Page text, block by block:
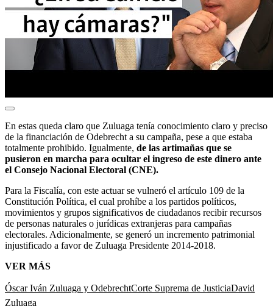
En estas queda claro que Zuluaga tenía conocimiento claro y preciso
de la financiación de Odebrecht a su campaña, pese a que estaba
totalmente prohibido. Igualmente, de las artimañas que se
pusieron en marcha para ocultar el ingreso de este dinero ante
el Consejo Nacional Electoral (CNE).
Para la Fiscalía, con este actuar se vulneró el artículo 109 de la
Constitución Política, el cual prohíbe a los partidos políticos,
movimientos y grupos significativos de ciudadanos recibir recursos
de personas naturales o jurídicas extranjeras para campañas
electorales. Adicionalmente, se generó un incremento patrimonial
injustificado a favor de Zuluaga Presidente 2014-2018.
VER MÁS
Óscar Iván Zuluaga y OdebrechtCorte Suprema de JusticiaDavid
Zuluaga